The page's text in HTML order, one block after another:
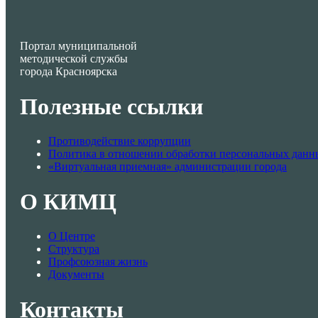
Портал муниципальной
методической службы
города Красноярска
Полезные ссылки
Противодействие коррупции
Политика в отношении обработки персональных
«Виртуальная приемная» администрации города
О КИМЦ
О Центре
Структура
Профсоюзная жизнь
Документы
Контакты